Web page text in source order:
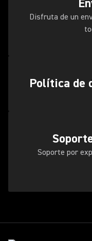
Disfruta de un
Política de
Soporte por